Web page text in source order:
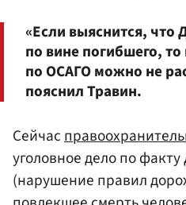
«Если выяснится,
по вине погибшего,
по ОСАГО можно не
пояснил Травин.
Сейчас
уголовное дело по
(нарушение правил